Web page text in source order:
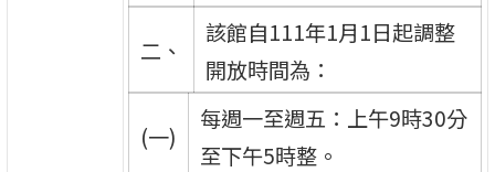
二、
該館自111年1月1日起調整
開放時間為：
(一)
每週一至週五：上午9時30分
至下午5時整。